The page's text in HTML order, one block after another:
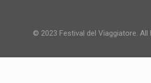
© 2023 Festival del Viaggiatore. All